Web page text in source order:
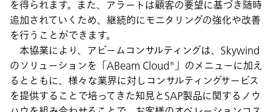
を得られます。また、アラートは顧客の要望に基づき随時
追加されていくため、継続的にモニタリングの強化や改善
を行うことができます。
本協業により、アビームコンサルティングは、Skywind
のソリューションを「ABeam Cloud®」のメニューに加え
るとともに、様々な業界に対しコンサルティングサービス
を提供することで培ってきた知見とSAP製品に関するノウ